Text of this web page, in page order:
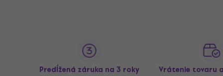
Predĺžená záruka na 3 roky Vrátenie tovaru